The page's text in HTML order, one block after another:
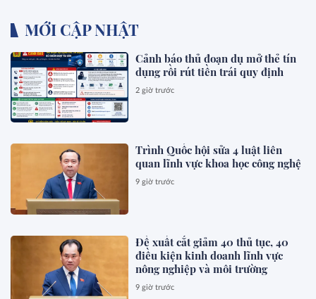
MỚI CẬP NHẬT
Cảnh báo thủ đoạn dụ mở thẻ tín
dụng rồi rút tiền trái quy định
2 giờ trước
Trình Quốc hội sửa 4 luật liên
quan lĩnh vực khoa học công nghệ
9 giờ trước
Đề xuất cắt giảm 40 thủ tục, 40
điều kiện kinh doanh lĩnh vực
nông nghiệp và môi trường
9 giờ trước